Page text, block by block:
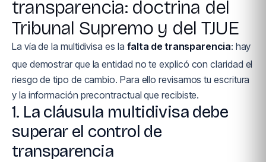
transparencia: doctrina del
Tribunal Supremo y del TJUE
La vía de la multidivisa es la falta de transparencia: hay
que demostrar que la entidad no te explicó con claridad el
riesgo de tipo de cambio. Para ello revisamos tu escritura
y la información precontractual que recibiste.
1. La cláusula multidivisa debe
superar el control de
transparencia